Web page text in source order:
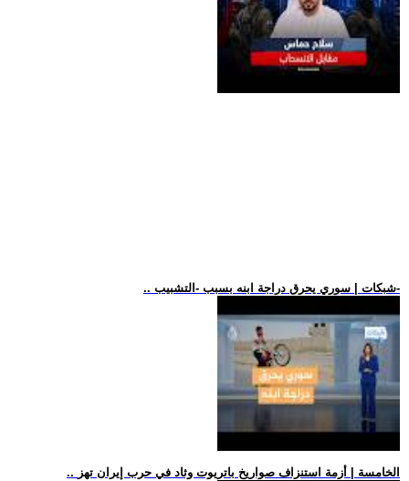
.. شبكات | سوري يحرق دراجة ابنه بسبب -التشبيب-
.. الخامسة | أزمة استنزاف صواريخ باتريوت وثاد في حرب إيران تهز